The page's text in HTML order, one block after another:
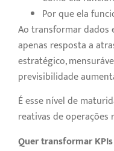
Por que ela
Ao transformar dados
apenas resposta a
estratégico,
previsibilidade
É esse nível de
reativas de
Quer transformar